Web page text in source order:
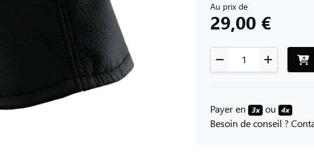
Au prix de
29,00 €
Payer en 3x ou 4x
Besoin de conseil ?